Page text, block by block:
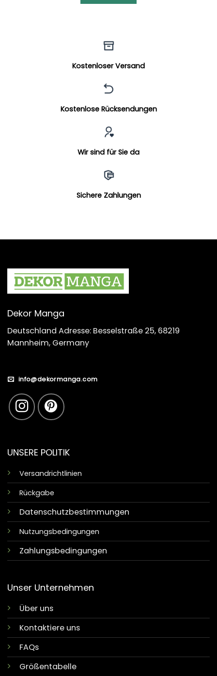
Kostenloser Versand
Kostenlose Rücksendungen
Wir sind für Sie da
Sichere Zahlungen
Dekor Manga
Deutschland Adresse: Besselstraße 25, 68219
Mannheim, Germany
info@dekormanga.com
UNSERE POLITIK
Versandrichtlinien
Rückgabe
Datenschutzbestimmungen
Nutzungsbedingungen
Zahlungsbedingungen
Unser Unternehmen
Über uns
Kontaktiere uns
FAQs
Größentabelle